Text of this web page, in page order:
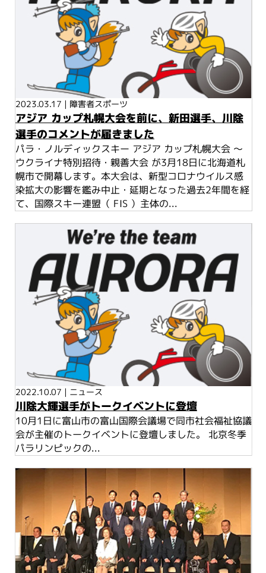
2023.03.17 | 障害者スポーツ
アジア カップ札幌大会を前に、新田選手、川除
選手のコメントが届きました
パラ・ノルディックスキー アジア カップ札幌大会 ～
ウクライナ特別招待・親善大会 が3月18日に北海道札
幌市で開幕します。本大会は、新型コロナウイルス感
染拡大の影響を鑑み中止・延期となった過去2年間を経
て、国際スキー連盟（ FIS ）主体の...
2022.10.07 | ニュース
川除大輝選手がトークイベントに登壇
10月1日に富山市の富山国際会議場で同市社会福祉協議
会が主催のトークイベントに登壇しました。 北京冬季
パラリンピックの...